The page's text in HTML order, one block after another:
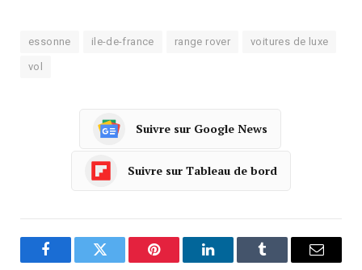
essonne ile-de-france range rover voitures de luxe
vol
Suivre sur Google News
Suivre sur Tableau de bord
FacebookTwitter Pinterest LinkedInTumblr